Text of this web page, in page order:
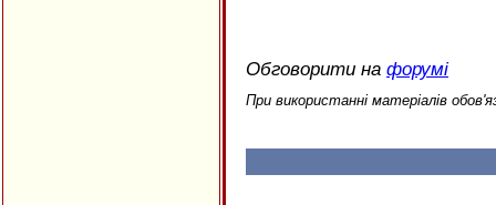
Обговорити на форумі
При використанні матеріалів